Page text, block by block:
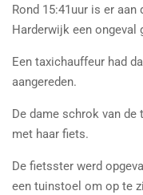
Rond 15:41uur is er
Harderwijk een ongeval
Een taxichauffeur had
aangereden.
De dame schrok van
met haar fiets.
De fietsster werd
een tuinstoel om op te